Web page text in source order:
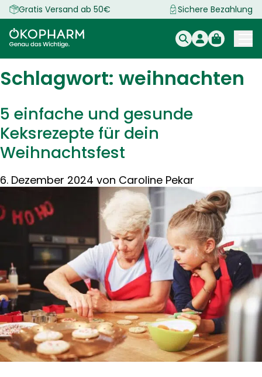
Zum
Inhalt
springen
Gratis Versand ab 50€ Sichere Bezahlung
Schlagwort: weihnachten
5 einfache und gesunde
Keksrezepte für dein
Weihnachtsfest
6. Dezember 2024 von Caroline Pekar